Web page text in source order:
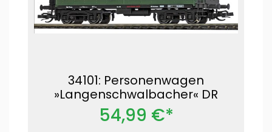
34101: Personenwagen
»Langenschwalbacher« DR
54,99 €*